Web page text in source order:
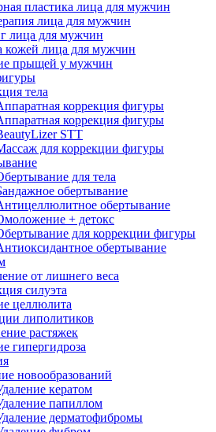
пластика лица для мужчин
лица для мужчин
лица для мужчин
кожей лица для мужчин
прыщей у мужчин
тела
коррекция фигуры
коррекция фигуры
STT
для коррекции фигуры
для тела
обертывание
обертывание
+ детокс
для коррекции фигуры
обертывание
от лишнего веса
силуэта
целлюлита
липолитиков
растяжек
гипергидроза
новообразований
кератом
папиллом
дерматофибромы